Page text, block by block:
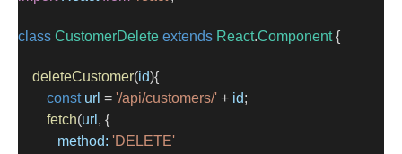
class CustomerDelete extends React.Component {
deleteCustomer(id){
const url = '/api/customers/' + id;
fetch(url , {
method: 'DELETE'